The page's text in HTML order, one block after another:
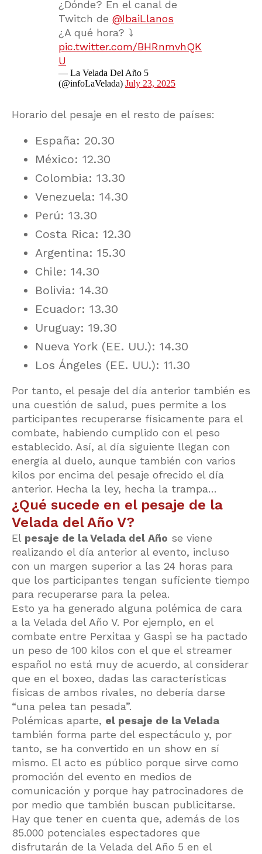
¿Dónde? En el canal de
Twitch de @IbaiLlanos
¿A qué hora? ⤵️
pic.twitter.com/BHRnmvhQK
U
— La Velada Del Año 5
(@infoLaVelada) July 23, 2025
Horario del pesaje en el resto de países:
España: 20.30
México: 12.30
Colombia: 13.30
Venezuela: 14.30
Perú: 13.30
Costa Rica: 12.30
Argentina: 15.30
Chile: 14.30
Bolivia: 14.30
Ecuador: 13.30
Uruguay: 19.30
Nueva York (EE. UU.): 14.30
Los Ángeles (EE. UU.): 11.30
Por tanto, el pesaje del día anterior también es
una cuestión de salud, pues permite a los
participantes recuperarse físicamente para el
combate, habiendo cumplido con el peso
establecido. Así, al día siguiente llegan con
energía al duelo, aunque también con varios
kilos por encima del pesaje ofrecido el día
anterior. Hecha la ley, hecha la trampa…
¿Qué sucede en el pesaje de la
Velada del Año V?
El pesaje de la Velada del Año se viene
realizando el día anterior al evento, incluso
con un margen superior a las 24 horas para
que los participantes tengan suficiente tiempo
para recuperarse para la pelea.
Esto ya ha generado alguna polémica de cara
a la Velada del Año V. Por ejemplo, en el
combate entre Perxitaa y Gaspi se ha pactado
un peso de 100 kilos con el que el streamer
español no está muy de acuerdo, al considerar
que en el boxeo, dadas las características
físicas de ambos rivales, no debería darse
“una pelea tan pesada”.
Polémicas aparte, el pesaje de la Velada
también forma parte del espectáculo y, por
tanto, se ha convertido en un show en sí
mismo. El acto es público porque sirve como
promoción del evento en medios de
comunicación y porque hay patrocinadores de
por medio que también buscan publicitarse.
Hay que tener en cuenta que, además de los
85.000 potenciales espectadores que
disfrutarán de la Velada del Año 5 en el